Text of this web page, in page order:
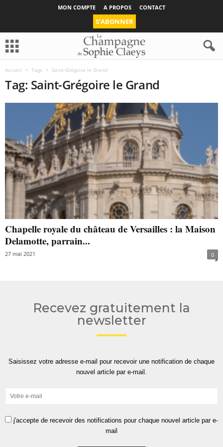
MON COMPTE A PROPOS CONTACT
S’ABONNER
Accueil Tags Saint-Grégoire le Grand
Tag: Saint-Grégoire le Grand
Chapelle royale du château de Versailles : la Maison
Delamotte, parrain...
27 mai 2021 0
Recevez gratuitement la
newsletter
Saisissez votre adresse e-mail pour recevoir une notification de chaque
nouvel article par e-mail.
j'accepte de recevoir des notifications pour chaque nouvel article par e-
mail